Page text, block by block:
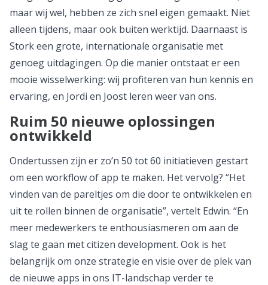
maar wij wel, hebben ze zich snel eigen gemaakt. Niet
alleen tijdens, maar ook buiten werktijd. Daarnaast is
Stork een grote, internationale organisatie met
genoeg uitdagingen. Op die manier ontstaat er een
mooie wisselwerking: wij profiteren van hun kennis en
ervaring, en Jordi en Joost leren weer van ons.
Ruim 50 nieuwe oplossingen
ontwikkeld
Ondertussen zijn er zo’n 50 tot 60 initiatieven gestart
om een workflow of app te maken. Het vervolg? “Het
vinden van de pareltjes om die door te ontwikkelen en
uit te rollen binnen de organisatie”, vertelt Edwin. “En
meer medewerkers te enthousiasmeren om aan de
slag te gaan met citizen development. Ook is het
belangrijk om onze strategie en visie over de plek van
de nieuwe apps in ons IT-landschap verder te